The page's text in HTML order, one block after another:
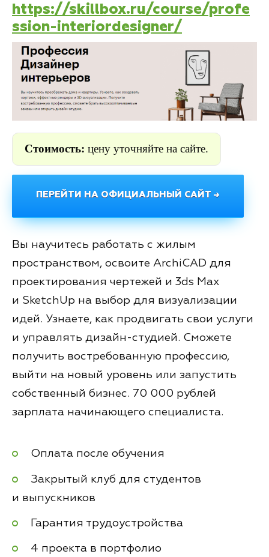
https://skillbox.ru/course/profe
ssion-interiordesigner/
Стоимость: цену уточняйте на сайте.
ПЕРЕЙТИ НА ОФИЦИАЛЬНЫЙ САЙТ →
Вы научитесь работать с жилым
пространством, освоите ArchiCAD для
проектирования чертежей и 3ds Max
и SketchUp на выбор для визуализации
идей. Узнаете, как продвигать свои услуги
и управлять дизайн-студией. Сможете
получить востребованную профессию,
выйти на новый уровень или запустить
собственный бизнес. 70 000 рублей
зарплата начинающего специалиста.
Оплата после обучения
Закрытый клуб для студентов
и выпускников
Гарантия трудоустройства
4 проекта в портфолио